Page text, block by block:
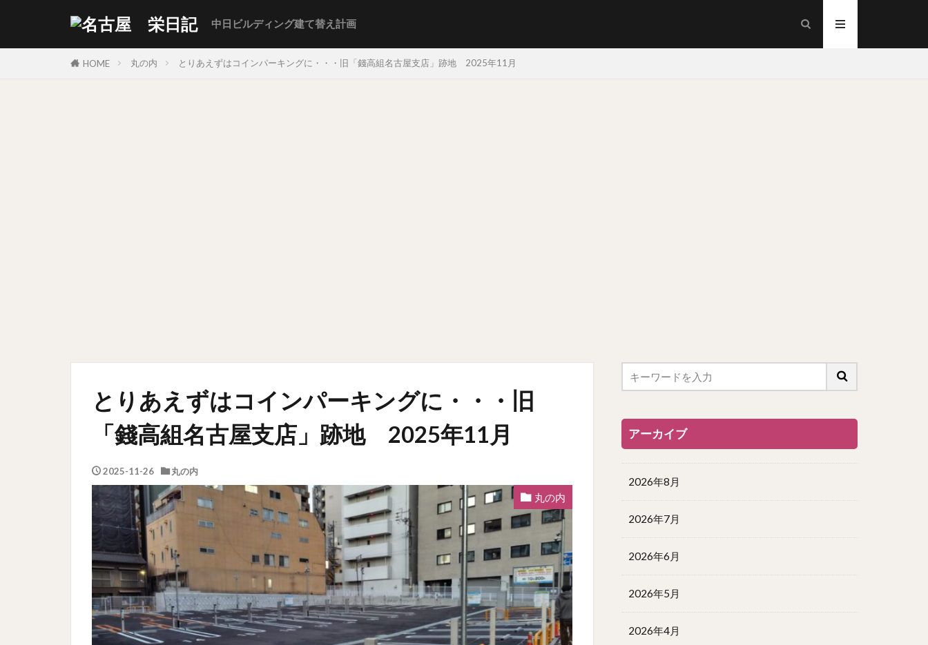
中日ビルディング建て替え計画
HOME 丸の内 とりあえずはコインパーキングに・・・旧「錢高組名古屋支店」跡地 2025年11月
とりあえずはコインパーキングに・・・旧
「錢高組名古屋支店」跡地 2025年11月
2025-11-26 丸の内
丸の内
アーカイブ
2026年8月
2026年7月
2026年6月
2026年5月
2026年4月